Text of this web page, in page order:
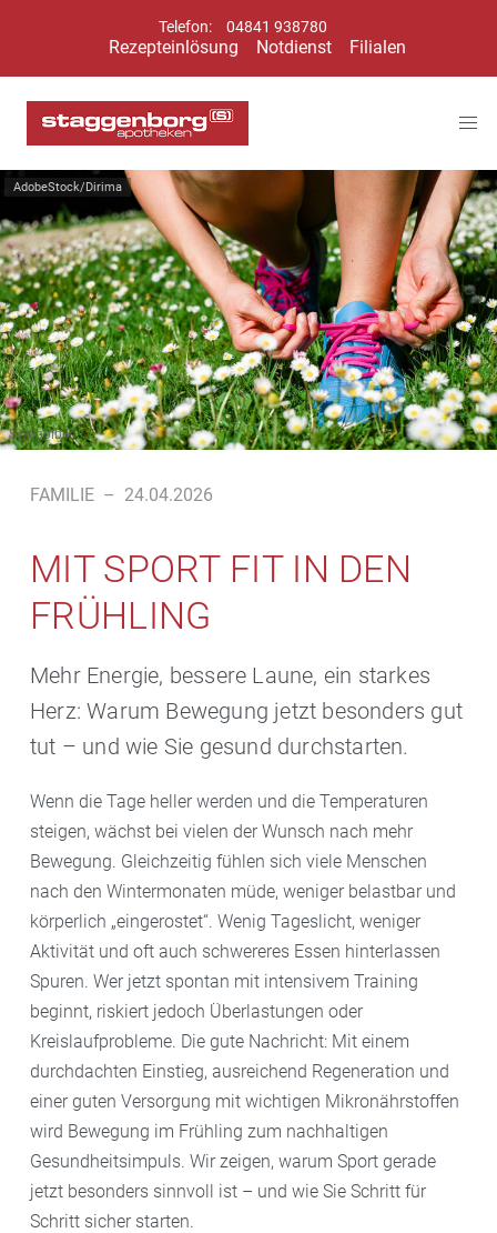
Telefon: 04841 938780
Rezepteinlösung Notdienst Filialen
AdobeStock/Dirima
Symbolbild
FAMILIE – 24.04.2026
MIT SPORT FIT IN DEN
FRÜHLING
Mehr Energie, bessere Laune, ein starkes
Herz: Warum Bewegung jetzt besonders gut
tut – und wie Sie gesund durchstarten.
Wenn die Tage heller werden und die Temperaturen
steigen, wächst bei vielen der Wunsch nach mehr
Bewegung. Gleichzeitig fühlen sich viele Menschen
nach den Wintermonaten müde, weniger belastbar und
körperlich „eingerostet“. Wenig Tageslicht, weniger
Aktivität und oft auch schwereres Essen hinterlassen
Spuren. Wer jetzt spontan mit intensivem Training
beginnt, riskiert jedoch Überlastungen oder
Kreislaufprobleme. Die gute Nachricht: Mit einem
durchdachten Einstieg, ausreichend Regeneration und
einer guten Versorgung mit wichtigen Mikronährstoffen
wird Bewegung im Frühling zum nachhaltigen
Gesundheitsimpuls. Wir zeigen, warum Sport gerade
jetzt besonders sinnvoll ist – und wie Sie Schritt für
Schritt sicher starten.